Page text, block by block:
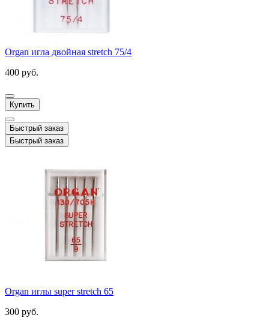
Organ игла двойная stretch 75/4
400 руб.
Купить
Быстрый заказ
Быстрый заказ
Organ иглы super stretch 65
300 руб.